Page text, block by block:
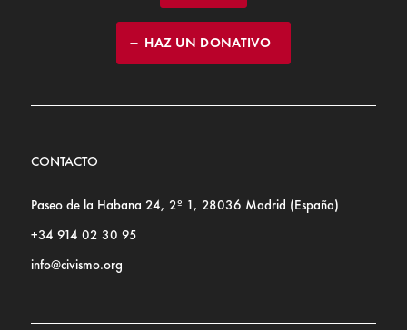
HAZ UN DONATIVO
CONTACTO
Paseo de la Habana 24, 2º 1, 28036 Madrid (España)
+34 914 02 30 95
info@civismo.org